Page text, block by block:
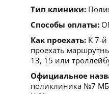
Тип клиники:
Способы оплаты:
Как проехать: К 7-
проехать
13, 15 или
Официальное
поликлиника №7